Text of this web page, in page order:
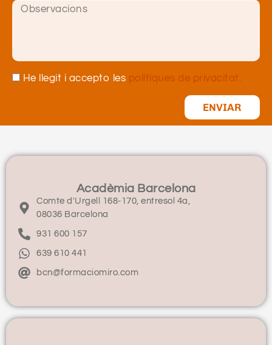
He llegit i accepto les polítiques de privacitat.
ENVIAR
Acadèmia Barcelona
Comte d'Urgell 168-170, entresol 4a,
08036 Barcelona
931 600 157
639 610 441
bcn@formaciomiro.com